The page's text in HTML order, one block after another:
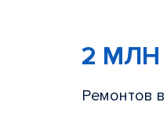
2 МЛН
Ремонтов